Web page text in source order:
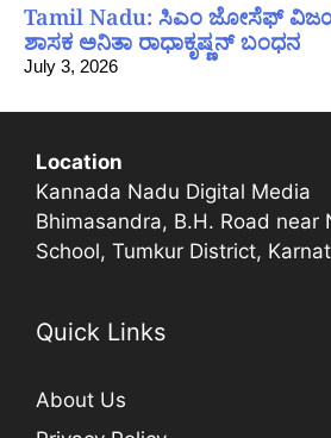
Tamil Nadu: ಸಿಎಂ ಜೋಸೆಫ್
ಶಾಸಕ ಅನಿತಾ ರಾಧಾಕೃಷ್ಣನ್ ಬಂಧನ
July 3, 2026
Location
Kannada Nadu Digital Media
Bhimasandra, B.H. Road near
School, Tumkur District,
Quick Links
About Us